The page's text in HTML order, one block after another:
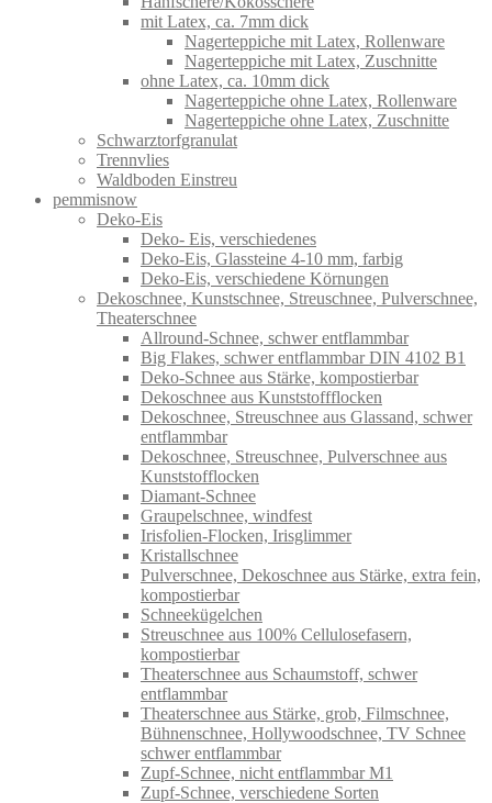
mit Latex, ca. 7mm dick
Nagerteppiche mit Latex, Rollenware
Nagerteppiche mit Latex, Zuschnitte
ohne Latex, ca. 10mm dick
Nagerteppiche ohne Latex, Rollenware
Nagerteppiche ohne Latex, Zuschnitte
Schwarztorfgranulat
Trennvlies
Waldboden Einstreu
pemmisnow
Deko-Eis
Deko- Eis, verschiedenes
Deko-Eis, Glassteine 4-10 mm, farbig
Deko-Eis, verschiedene Körnungen
Dekoschnee, Kunstschnee, Streuschnee, Pulverschnee,
Theaterschnee
Allround-Schnee, schwer entflammbar
Big Flakes, schwer entflammbar DIN 4102 B1
Deko-Schnee aus Stärke, kompostierbar
Dekoschnee aus Kunststoffflocken
Dekoschnee, Streuschnee aus Glassand, schwer
entflammbar
Dekoschnee, Streuschnee, Pulverschnee aus
Kunststofflocken
Diamant-Schnee
Graupelschnee, windfest
Irisfolien-Flocken, Irisglimmer
Kristallschnee
Pulverschnee, Dekoschnee aus Stärke, extra fein,
kompostierbar
Schneekügelchen
Streuschnee aus 100% Cellulosefasern,
kompostierbar
Theaterschnee aus Schaumstoff, schwer
entflammbar
Theaterschnee aus Stärke, grob, Filmschnee,
Bühnenschnee, Hollywoodschnee, TV Schnee
schwer entflammbar
Zupf-Schnee, nicht entflammbar M1
Zupf-Schnee, verschiedene Sorten